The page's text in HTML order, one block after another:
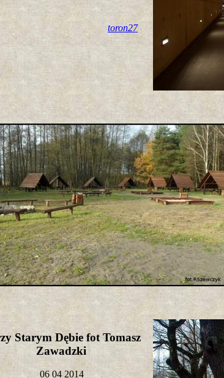
toron27
Starym Dębie fot Tomasz
Zawadzki
06 04 2014